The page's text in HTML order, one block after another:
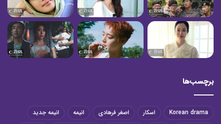
برچسب‌ها
Korean drama اسکار اصغر فرهادی انیمه
انیمه جدید